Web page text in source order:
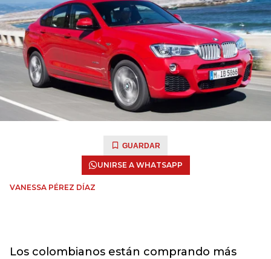
GUARDAR
UNIRSE A WHATSAPP
VANESSA PÉREZ DÍAZ
Los colombianos están comprando más